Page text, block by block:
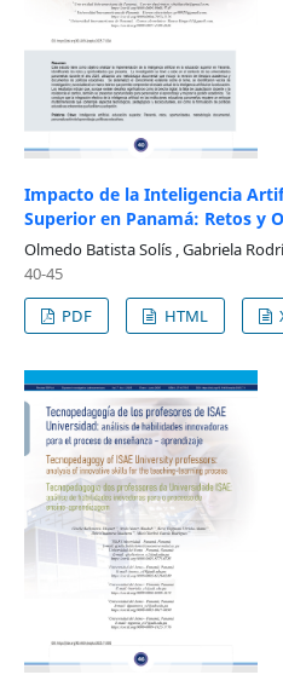
Impacto de la Inteligencia
Superior en Panamá: Retos y
Olmedo Batista Solís , Gabriela
40-45
PDF
HTML